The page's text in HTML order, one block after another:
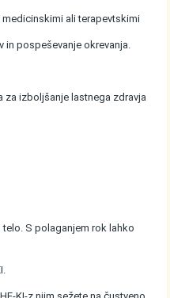
ali terapevtskimi
in pospeševanje okrevanja.
za izboljšanje lastnega zdravja
S polaganjem rok lahko